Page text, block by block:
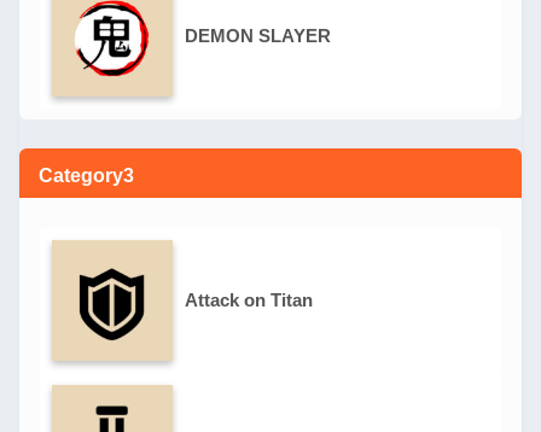
DEMON SLAYER
Category3
Attack on Titan